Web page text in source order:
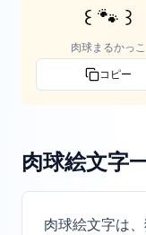
꒰ 🐾 ꒱
肉球まるかっこ
コピー
肉球絵文字
肉球絵文字は